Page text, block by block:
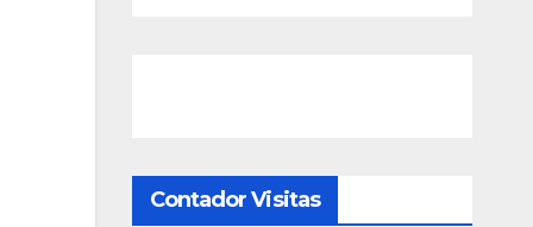
Contador Visitas